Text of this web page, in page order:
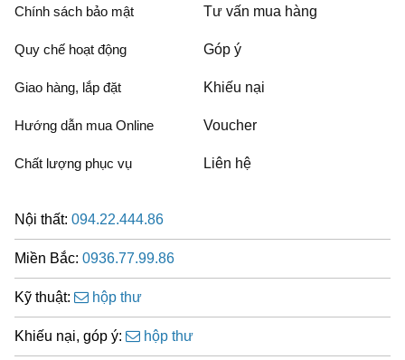
Chính sách bảo mật
Quy chế hoạt động
Giao hàng, lắp đặt
Hướng dẫn mua Online
Chất lượng phục vụ
Tư vấn mua hàng
Góp ý
Khiếu nại
Voucher
Liên hệ
Nội thất: 094.22.444.86
Miền Bắc: 0936.77.99.86
Kỹ thuật: hộp thư
Khiếu nại, góp ý: hộp thư